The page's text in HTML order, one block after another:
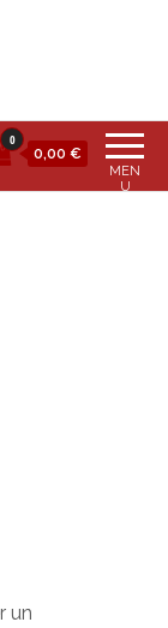
MEN
U
0
0,00 €
un